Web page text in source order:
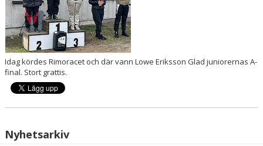
Idag kördes Rimoracet och där vann Lowe Eriksson Glad juniorernas A-
final. Stort grattis.
Nyhetsarkiv